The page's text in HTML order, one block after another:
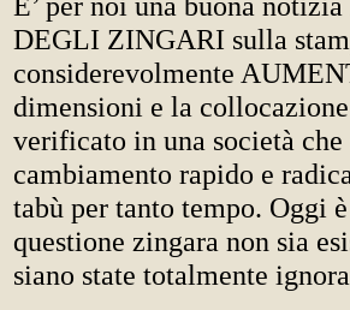
DEGLI ZINGARI sulla
considerevolmente
dimensioni e la
verificato in una società
cambiamento rapido e
tabù per tanto tempo. Oggi
questione zingara non sia
siano state totalmente